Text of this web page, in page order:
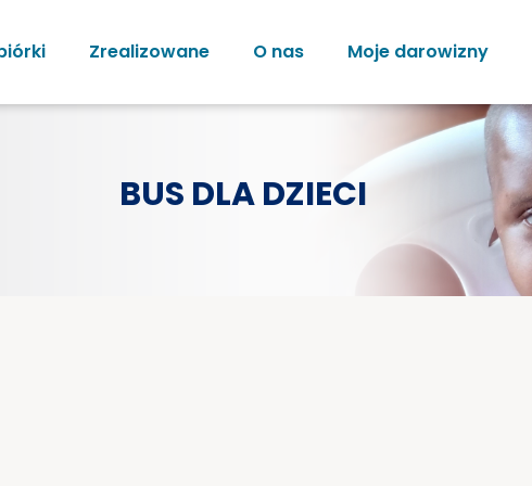
Zrealizowane O nas Moje darowizny
BUS DLA DZIECI